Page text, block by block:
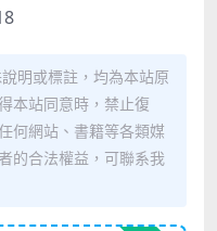
明或標註，均為本站原
本站同意時，禁止復
何網站、書籍等各類媒
的合法權益，可聯系我